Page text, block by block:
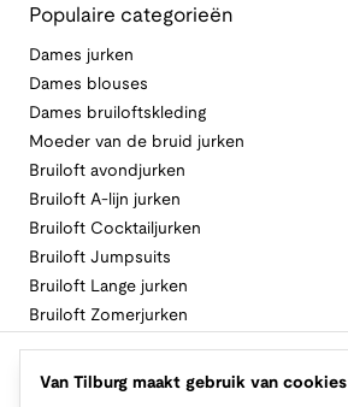
Populaire categorieën
Dames jurken
Dames blouses
Dames bruiloftskleding
Moeder van de bruid jurken
Bruiloft avondjurken
Bruiloft A-lijn jurken
Bruiloft Cocktailjurken
Bruiloft Jumpsuits
Bruiloft Lange jurken
Bruiloft Zomerjurken
Volg Van Tilburg
Van Tilburg maakt gebruik van cookies